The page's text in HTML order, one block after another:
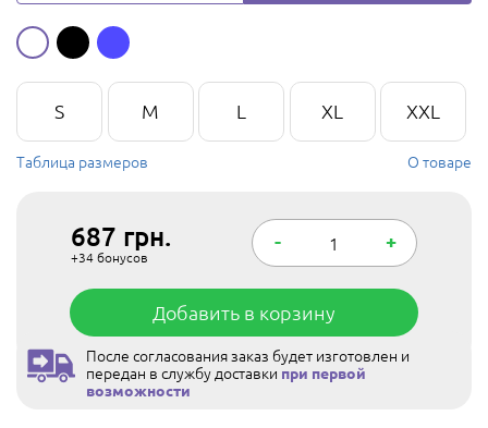
S M L XL XXL
Таблица размеров О товаре
687 грн.
+34бонусов
- +
Добавить в корзину
После согласования заказ будет изготовлен и
передан в службу доставки при первой
возможности